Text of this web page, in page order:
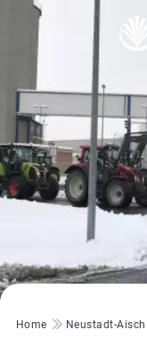
Pfadnavigation
Home Neustadt-Aisch I